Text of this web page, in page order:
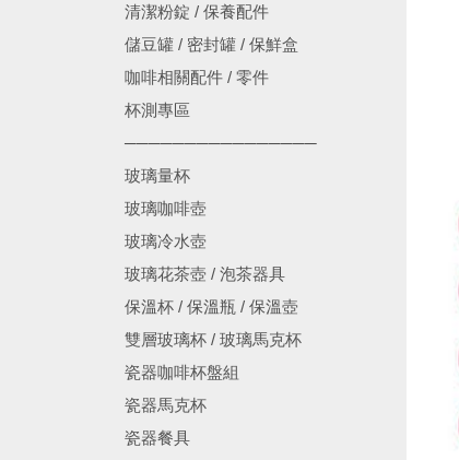
清潔粉錠 / 保養配件
儲豆罐 / 密封罐 / 保鮮盒
咖啡相關配件 / 零件
杯測專區
────────────────
玻璃量杯
玻璃咖啡壺
玻璃冷水壺
玻璃花茶壺 / 泡茶器具
保溫杯 / 保溫瓶 / 保溫壺
雙層玻璃杯 / 玻璃馬克杯
瓷器咖啡杯盤組
瓷器馬克杯
瓷器餐具